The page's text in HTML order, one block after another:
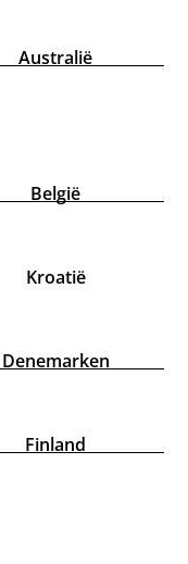
Australië
België
Kroatië
Denemarken
Finland